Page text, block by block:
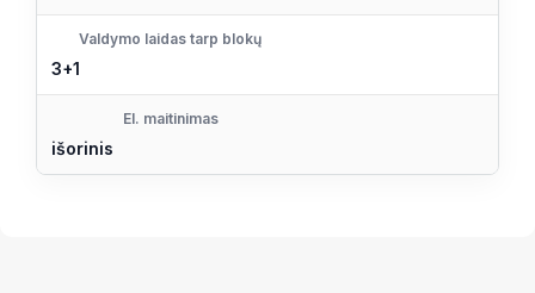
Valdymo laidas tarp blokų
3+1
El. maitinimas
išorinis